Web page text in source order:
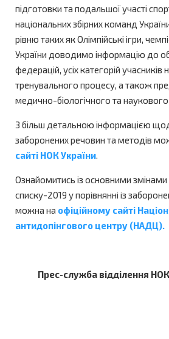
підготовки та подальшої участі
національних збірних команд
рівню таких як Олімпійські ігри,
України доводимо інформацію до
федерацій, усіх категорій учасників
тренувального процесу, а також
медично-біологічного та
З більш детальною інформацією
заборонених речовин та методів
сайті НОК України.
Ознайомитись із основними
списку-2019 у порівнянні із
можна на офіційному сайті
антидопінгового центру (НАДЦ).
Прес-служба відділення